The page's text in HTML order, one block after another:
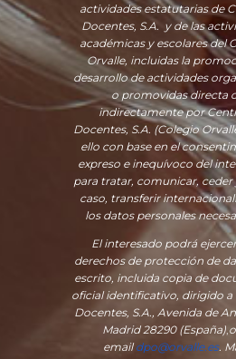
actividades estatutarias de
Docentes, S.A. y de las
académicas y escolares del
Orvalle, incluidas la
desarrollo de actividades
o promovidas directa
indirectamente por
Docentes, S.A. (Colegio
ello con base en el
expreso e inequívoco del
para tratar, comunicar, ceder
caso, transferir
los datos personales
El interesado podrá
derechos de protección de
escrito, incluida copia de
oficial identificativo, dirigido a
Docentes, S.A., Avenida de
Madrid 28290 (España),o
emaildpo@orvalle.es.